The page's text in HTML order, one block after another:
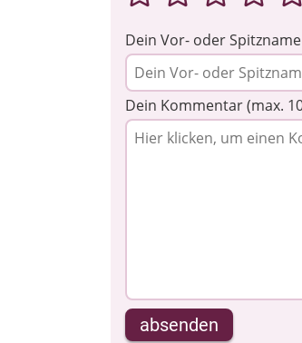
Dein Vor- oder Spitzname
Dein Kommentar (max.
absenden